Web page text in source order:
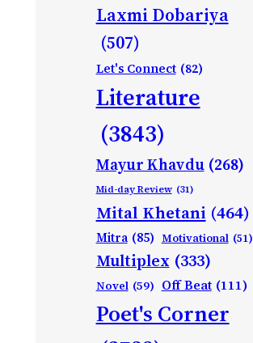
Laxmi Dobariya
(507)
Let's Connect (82)
Literature
(3843)
Mayur Khavdu (268)
Mid-day Review (31)
Mital Khetani (464)
Mitra (85) Motivational (51)
Multiplex (333)
Novel (59) Off Beat (111)
Poet's Corner